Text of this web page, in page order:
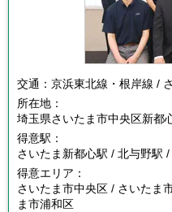
交通： 京浜東北線・根岸線 /
所在地：
埼玉県さいたま市中央区新都
得意駅：
さいたま新都心駅 / 北与野駅
得意エリア：
さいたま市中央区 / さいたま
ま市浦和区